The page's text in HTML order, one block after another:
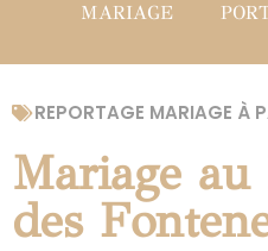
MARIAGE
REPORTAGE MARIAGE À
Mariage
des